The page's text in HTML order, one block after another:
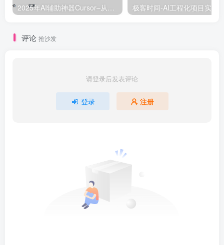
评论 抢沙发
请登录后发表评论
登录 注册